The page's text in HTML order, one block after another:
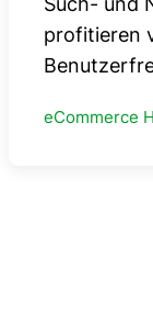
profitieren
eCommerce